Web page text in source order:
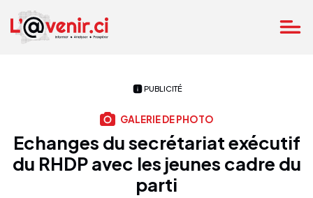
PUBLICITÉ
GALERIE DE PHOTO
Echanges du secrétariat exécutif
du RHDP avec les jeunes cadre du
parti